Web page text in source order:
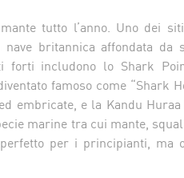
tutto l’anno. Uno dei
britannica affondata da
forti includono lo Shark
famoso come “Shark
embricate, e la Kandu
marine tra cui mante,
per i principianti, ma